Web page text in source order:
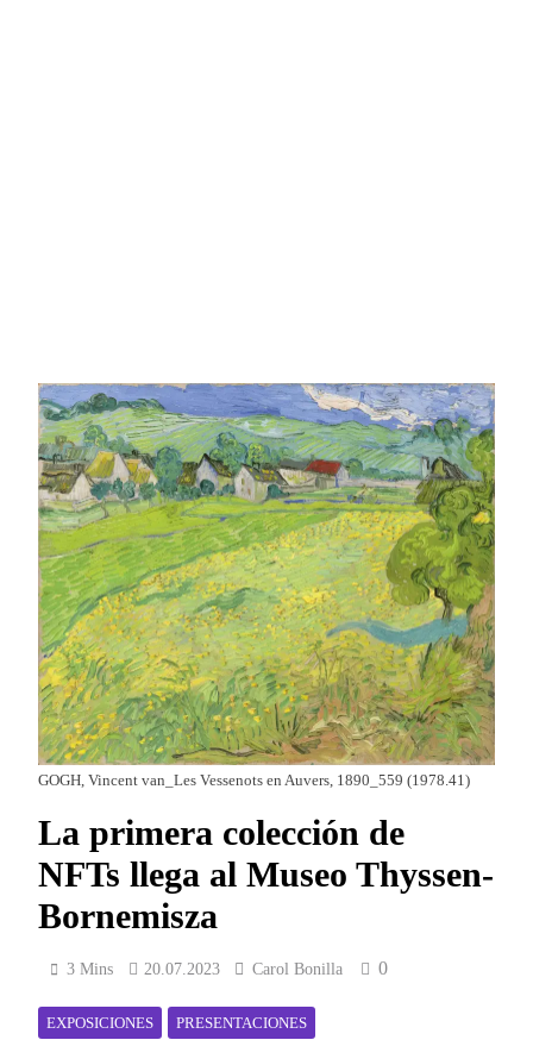
GOGH, Vincent van_Les Vessenots en Auvers, 1890_559 (1978.41)
La primera colección de
NFTs llega al Museo Thyssen-
Bornemisza
3 Mins 20.07.2023 Carol Bonilla 0
EXPOSICIONES PRESENTACIONES